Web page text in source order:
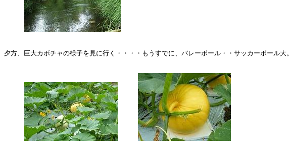
夕方、巨大カボチャの様子を見に行く・・・・もうすでに、バレーボール・・サッカーボール大。